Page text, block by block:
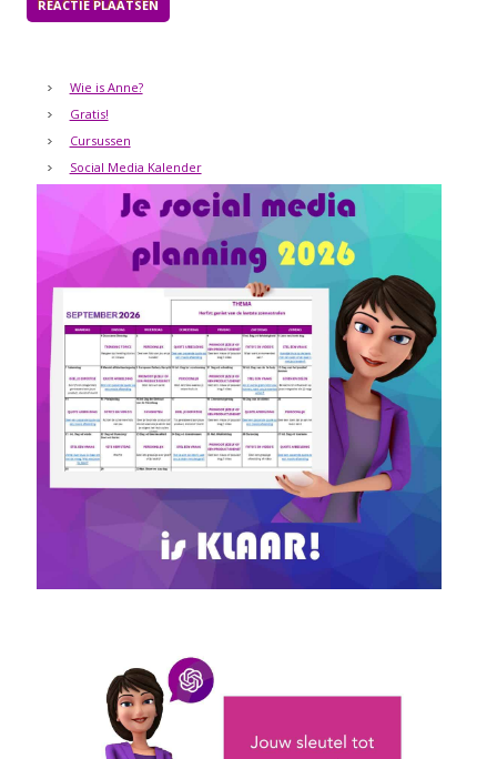
Wie is Anne?
Gratis!
Cursussen
Social Media Kalender